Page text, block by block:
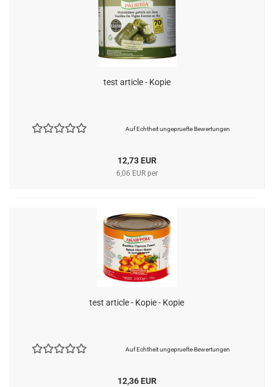
test article - Kopie
Auf Echtheit ungepruefte Bewertungen
12,73 EUR
6,06 EUR per
test article - Kopie - Kopie
Auf Echtheit ungepruefte Bewertungen
12,36 EUR